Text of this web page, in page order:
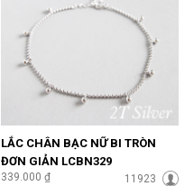
LẮC CHÂN BẠC NỮ BI TRÒN
ĐƠN GIẢN LCBN329
339.000 ₫ 11923